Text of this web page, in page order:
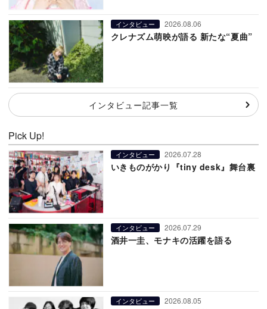
インタビュー 2026.08.06
クレナズム萌映が語る 新たな“夏曲”
インタビュー記事一覧
Pick Up!
インタビュー 2026.07.28
いきものがかり『tiny desk』舞台裏
インタビュー 2026.07.29
酒井一圭、モナキの活躍を語る
インタビュー 2026.08.05